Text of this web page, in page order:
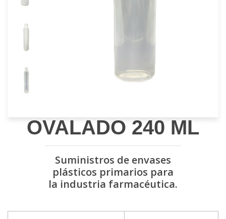
OVALADO 240 ML
Suministros de envases
plásticos primarios para
la industria farmacéutica.